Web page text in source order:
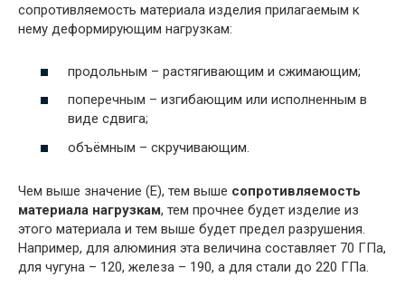
сопротивляемость материала изделия прилагаемым к
нему деформирующим нагрузкам:
продольным – растягивающим и сжимающим;
поперечным – изгибающим или исполненным в
виде сдвига;
объёмным – скручивающим.
Чем выше значение (Е), тем выше сопротивляемость
материала нагрузкам, тем прочнее будет изделие из
этого материала и тем выше будет предел разрушения.
Например, для алюминия эта величина составляет 70 ГПа,
для чугуна – 120, железа – 190, а для стали до 220 ГПа.